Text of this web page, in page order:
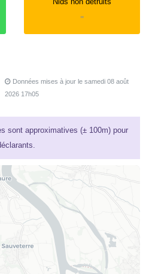
=
Données mises à jour le samedi 08 août
2026 17h05
sont approximatives (± 100m) pour